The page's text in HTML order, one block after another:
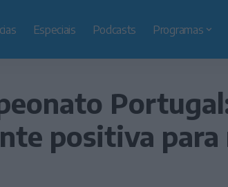
Especiais Podcasts Programas
positiva para